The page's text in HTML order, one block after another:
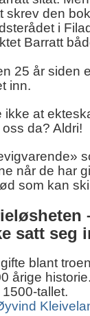
skrev den
i
Barratt
25 år siden
inn.
at
da? Aldri!
når de har
som kan
satt seg
blant
årige
tallet.